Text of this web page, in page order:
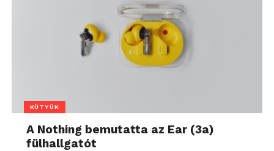
KÜTYÜK
A Nothing bemutatta az Ear (3a)
fülhallgatót